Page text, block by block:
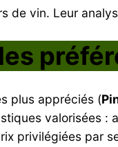
de vin. Leur
plus appréciés (
valorisées
privilégiées par